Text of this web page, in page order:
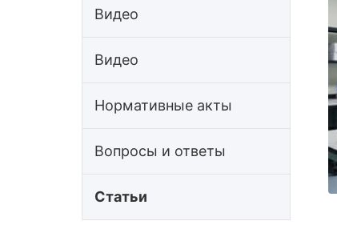
Видео
Видео
Нормативные акты
Вопросы и ответы
Статьи